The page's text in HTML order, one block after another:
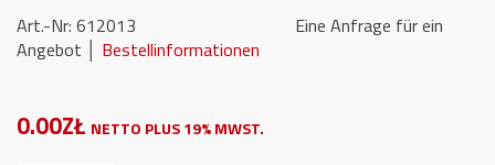
Art.-Nr: 612013 Eine Anfrage für ein
Angebot
Bestellinformationen
0.00ZŁ NETTO PLUS 19% MWST.